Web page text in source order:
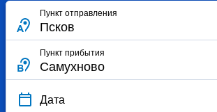
Пункт отправления
Пункт прибытия
Дата